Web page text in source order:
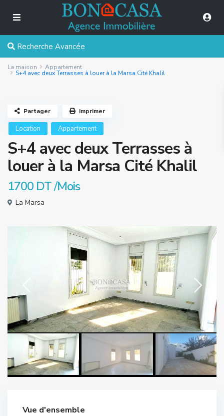
Recherche Avancée
La maison Appartement
S+4 avec deux Terrasses à louer à la Marsa Cité Khalil
Location Appartement
S+4 avec deux Terrasses à
louer à la Marsa Cité Khalil
1700 DT/Mois
La Marsa
Partager Imprimer
Vue d'ensemble